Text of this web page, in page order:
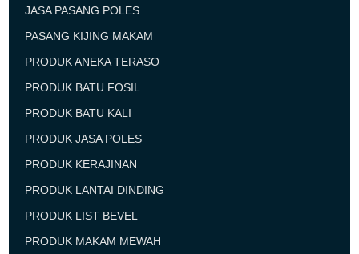
JASA PASANG POLES
PASANG KIJING MAKAM
PRODUK ANEKA TERASO
PRODUK BATU FOSIL
PRODUK BATU KALI
PRODUK JASA POLES
PRODUK KERAJINAN
PRODUK LANTAI DINDING
PRODUK LIST BEVEL
PRODUK MAKAM MEWAH